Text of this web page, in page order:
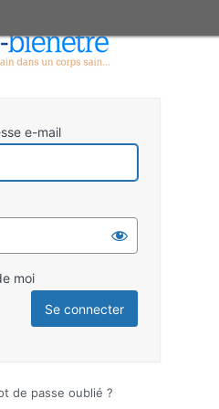
e-mail
moi
de passe oublié ?